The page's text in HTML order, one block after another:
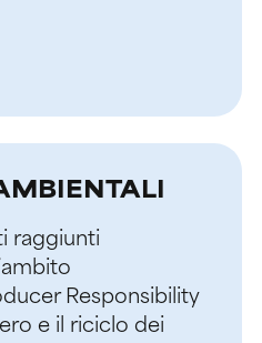
raggiunti
Responsibility
e il riciclo dei